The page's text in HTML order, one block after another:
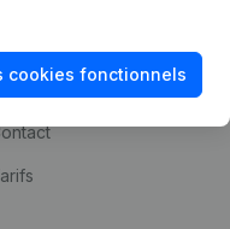
cookies fonctionnels